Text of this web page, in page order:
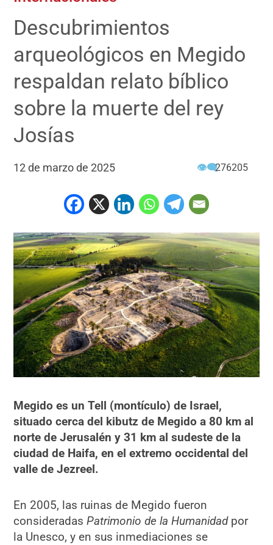
Descubrimientos
arqueológicos en Megido
respaldan relato bíblico
sobre la muerte del rey
Josías
12 de marzo de 2025 👁‍🗨276205
Megido es un Tell (montículo) de Israel,
situado cerca del kibutz de Megido a 80 km al
norte de Jerusalén y 31 km al sudeste de la
ciudad de Haifa, en el extremo occidental del
valle de Jezreel.
En 2005, las ruinas de Megido fueron
consideradasPatrimonio de la Humanidadpor
la Unesco, y en sus inmediaciones se